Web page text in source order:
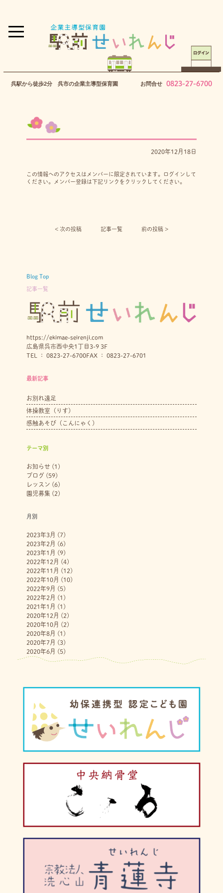
呉駅から徒歩2分 呉市の企業主導型保育園 お問合せ 0823-27-6700
2020年12月18日
この情報へのアクセスはメンバーに限定されています。ログインして
ください。メンバー登録は下記リンクをクリックしてください。
< 次の投稿︎ 記事一覧 前の投稿 >
Blog Top
記事一覧
https://ekimae-seirenji.com
広島県呉市西中央1丁目3-9 3F
TEL ： 0823-27-6700FAX ： 0823-27-6701
最新記事
お別れ遠足
体操教室（りす）
感触あそび（こんにゃく）
テーマ別
お知らせ(1)
ブログ (59)
レッスン (6)
園児募集 (2)
月別
2023年3月 (7)
2023年2月 (6)
2023年1月 (9)
2022年12月 (4)
2022年11月 (12)
2022年10月 (10)
2022年9月 (5)
2022年2月 (1)
2021年1月 (1)
2020年12月 (2)
2020年10月 (2)
2020年8月 (1)
2020年7月 (3)
2020年6月 (5)